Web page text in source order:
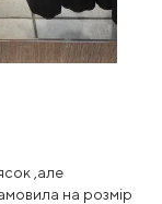
,але
на розмір